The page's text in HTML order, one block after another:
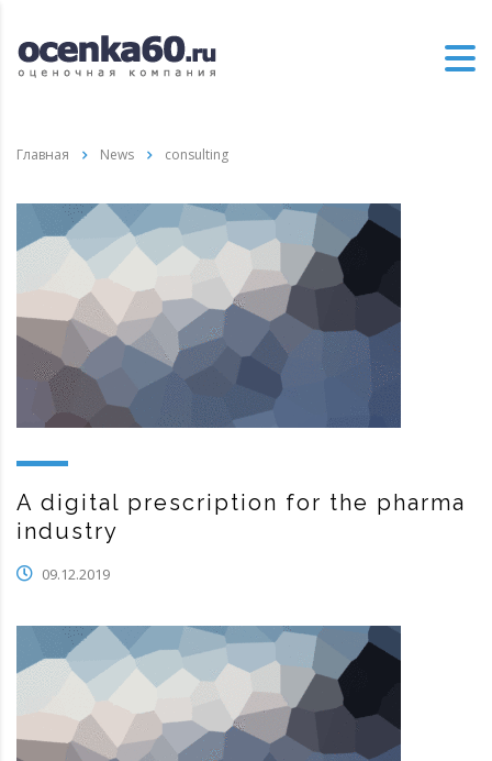
Главная News consulting
A digital prescription for the pharma
industry
09.12.2019